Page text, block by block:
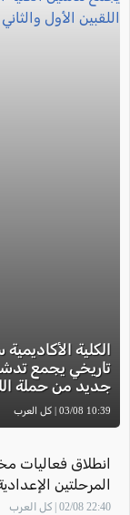
الكلية
تاريخي يجمع
جديد من حملة
10:39 03/08 | كل العرب
انطلاق فعاليات
المرحلتين
الجماهيري أم
22:40 02/08 | كل العرب